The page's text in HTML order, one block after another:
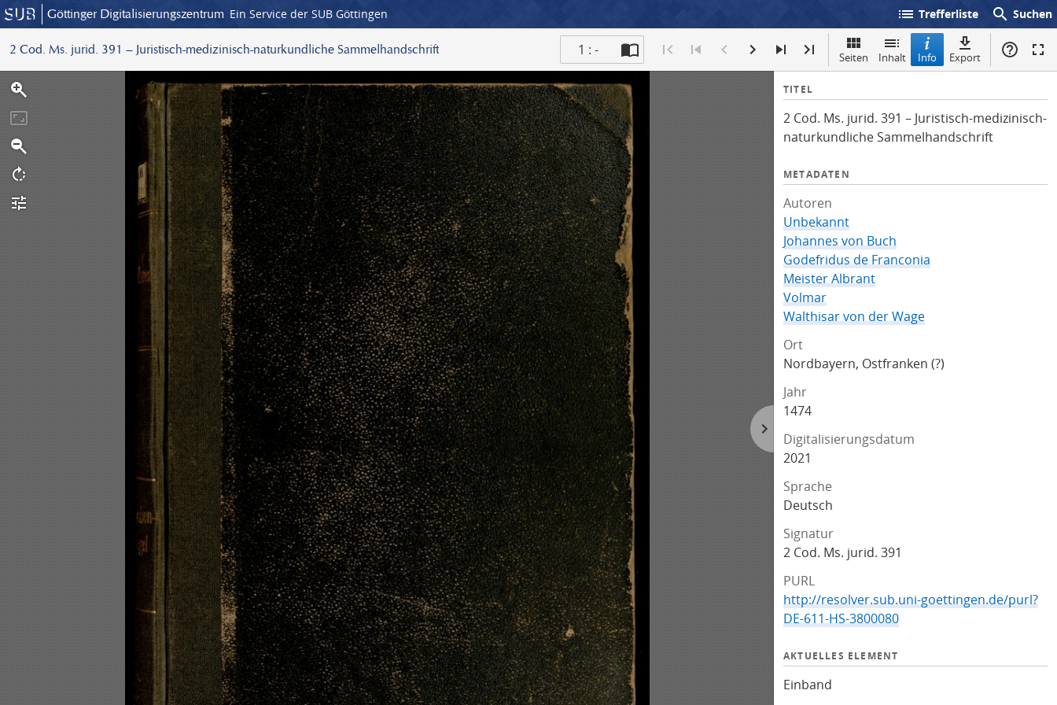
Göttinger Digitalisierungszentrum Ein Service der SUB Göttingen list Trefferliste search Suchen
2 Cod. Ms. jurid. 391 – Juristisch-medizinisch-naturkundliche Sammelhandschrift 1 : - Seiten Inhalt Info Export
I
f
o
TITEL
2 Cod. Ms. jurid. 391 – Juristisch-medizinisch-
naturkundliche Sammelhandschrift
METADATEN
Autoren
Unbekannt
Johannes von Buch
Godefridus de Franconia
Meister Albrant
Volmar
Walthisar von der Wage
Ort
Nordbayern, Ostfranken (?)
Jahr
1474
Digitalisierungsdatum
2021
Sprache
Deutsch
Signatur
2 Cod. Ms. jurid. 391
PURL
http://resolver.sub.uni-goettingen.de/purl?
DE-611-HS-3800080
AKTUELLES ELEMENT
Einband